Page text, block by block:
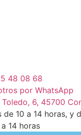
48 08 68
por WhatsApp
6, 45700
de 10 a 14 horas, y
14 horas